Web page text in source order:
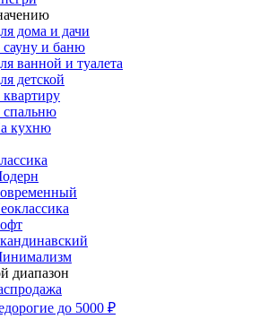
дома и дачи
и баню
ванной и туалета
детской
кухню
диапазон
до 5000 ₽